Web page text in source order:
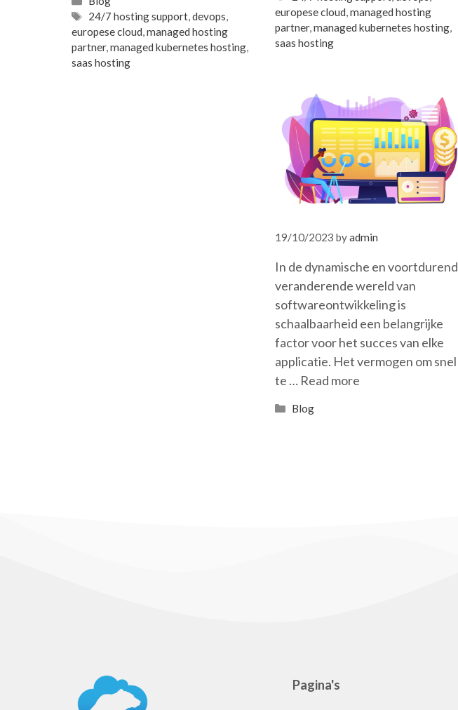
europese cloud managed hosting
partner, managed kubernetes hosting
saas hosting
Tags
24/7 hosting support,devops,
europese cloud,managed hosting
partner,managed kubernetes hosting,
saas hosting
19/10/2023 byadmin
In de dynamische en voortdurend
veranderende wereld van
softwareontwikkeling is
schaalbaarheid een belangrijke
factor voor het succes van elke
applicatie. Het vermogen om snel
te … Read more
Categories
Blog
Pagina's